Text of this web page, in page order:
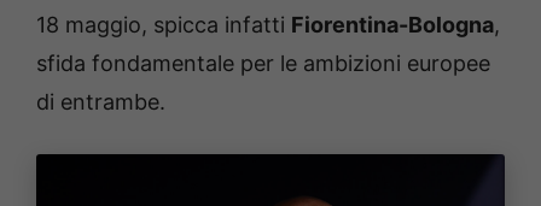
18 maggio, spicca infatti Fiorentina-Bologna,
sfida fondamentale per le ambizioni europee
di entrambe.